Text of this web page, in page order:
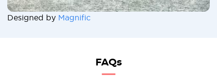
Designed by Magnific
FAQs